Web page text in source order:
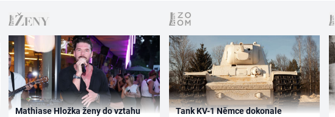
Mathiase Hložka ženy do vztahu
Tank KV-1 Němce dokonale